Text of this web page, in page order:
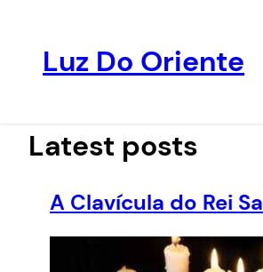
conteúdo
Luz Do Oriente
Latest posts
A Clavícula do Rei